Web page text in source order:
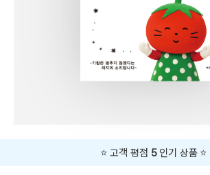
⭐️ 고객 평점 5인기 상품 ⭐️